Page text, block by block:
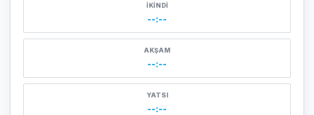
İKINDI
--:--
AKŞAM
--:--
YATSI
--:--